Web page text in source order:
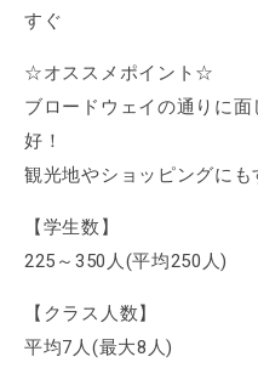
すぐ
☆オススメポイント☆
ブロードウェイの通りに
好！
観光地やショッピングに
【学生数】
225～350人(平均250人)
【クラス人数】
平均7人(最大8人)